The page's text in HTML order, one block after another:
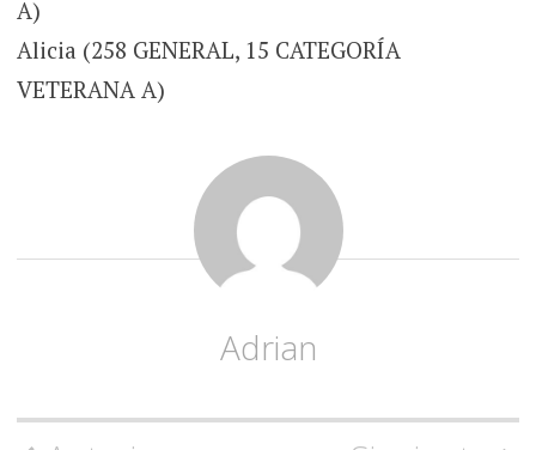
A)
Alicia (258 GENERAL, 15 CATEGORÍA
VETERANA A)
Adrian